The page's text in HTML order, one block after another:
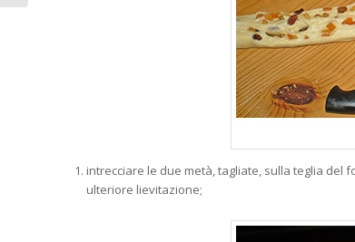
intrecciare le due metà, tagliate, sulla teglia del
ulteriore lievitazione;